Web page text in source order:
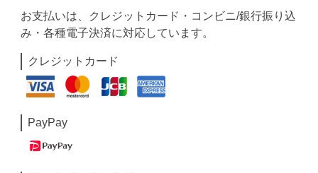
お支払いは、クレジットカード・コンビニ/銀行振り込
み・各種電子決済に対応しています。
クレジットカード
PayPay